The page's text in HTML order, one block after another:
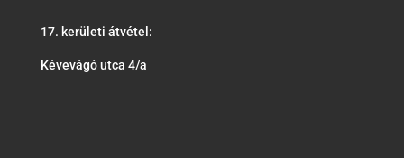
17. kerületi átvétel:
Kévevágó utca 4/a